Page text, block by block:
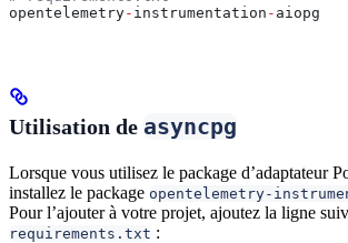
opentelemetry- instrumentation - aiopg
Utilisation de asyncpg
Lorsque vous utilisez le package d’adaptateur
installez le package opentelemetry-
Pour l’ajouter à votre projet, ajoutez la ligne
requirements.txt :